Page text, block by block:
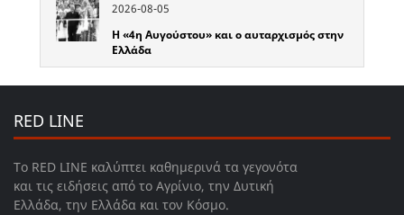
2026-08-05
Η «4η Αυγούστου» και ο αυταρχισμός στην
Ελλάδα
RED LINE
Το RED LINE καλύπτει καθημερινά τα γεγονότα
και τις ειδήσεις από το Αγρίνιο, την Δυτική
Ελλάδα, την Ελλάδα και τον Κόσμο.